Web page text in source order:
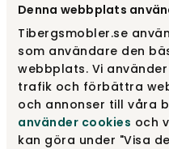
Denna webbplats
Tibergsmobler.se
som användare den
webbplats. Vi
trafik och förbättra
och annonser till våra
använder cookies och
kan göra under "Visa
3,5-sits | 240 cm
3-sits | 210 cm